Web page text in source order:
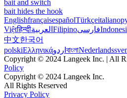
bait and switch
bait hides the hook
EnglishfrançaisespañolTürkçeitaliano
Việtहिन्दीالعربية Filipinoفارسی
中文한국어
polskiΕλληνικάاردو বাংলাNederlands
Copyright © 2024 Langeek Inc. | All
Policy
Copyright © 2024 Langeek Inc.
All Rights Reserved
Privacy Policy